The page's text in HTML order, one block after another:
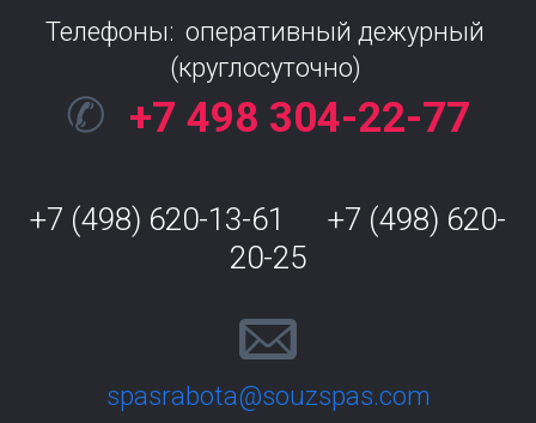
Телефоны:  оперативный дежурный
(круглосуточно)
✆ +7 498 304-22-77
+7 (498) 620-13-61      +7 (498) 620-
20-25
spasrabota@souzspas.com